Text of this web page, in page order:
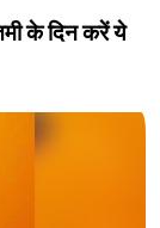
के दिन करें ये